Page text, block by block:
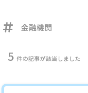
金融機関
5 件の記事が該当しました